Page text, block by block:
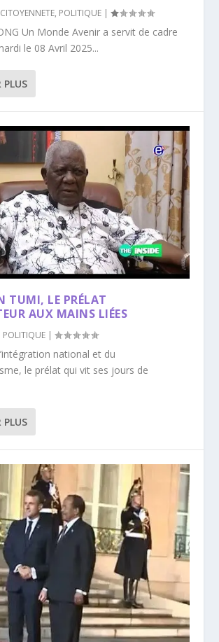
CITOYENNETE, POLITIQUE |
Un Monde Avenir a servit de cadre
le 08 Avril 2025...
PLUS
TUMI, LE PRÉLAT
AUX MAINS LIÉES
POLITIQUE |
national et du
le prélat qui vit ses jours de
PLUS